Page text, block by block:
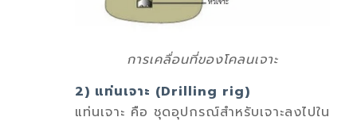
การเคลื่อนที่ของโคลนเจาะ
2) แท่นเจาะ (Drilling rig)
แท่นเจาะ คือ ชุดอุปกรณ์สำหรับเจาะลงไปใน